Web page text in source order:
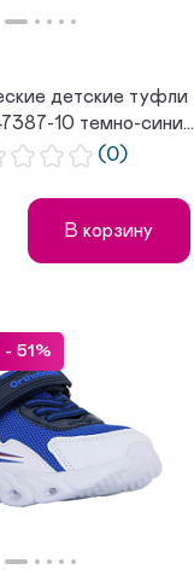
детские туфли
10 темно-сини...
(0)
В корзину
- 51%